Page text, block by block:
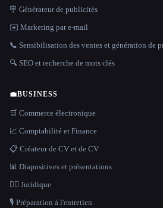
🪧 Générateur de publicités
✉️ Marketing par e-mail
📞 Sensibilisation des ventes et génération de
🔍 SEO et recherche de mots clés
💼BUSINESS
🛒 Commerce électronique
📈 Comptabilité et Finance
📋 Créateur de CV et de CV
📊 Diapositives et présentations
👩‍⚖️ Juridique
🎙️ Préparation à l'entretien